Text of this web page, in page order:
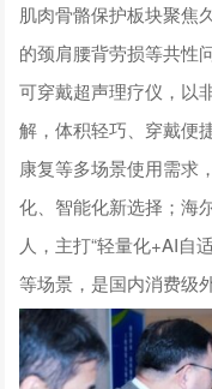
肌肉骨骼保护板块聚焦
的颈肩腰背劳损等共性
可穿戴超声理疗仪，以
解，体积轻巧、穿戴便
康复等多场景使用需求
化、智能化新选择；海
人，主打“轻量化+AI自
等场景，是国内消费级